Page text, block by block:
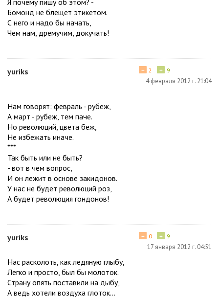
Бомонд не блещет этикетом.
С него и надо бы начать,
Чем нам, дремучим, докучать!
yuriks + 9
− 2
4 февраля 2012 г. 21:04
Нам говорят: февраль - рубеж,
А март - рубеж, тем паче.
Но революций, цвета беж,
Не избежать иначе.
***
Так быть или не быть?
- вот в чем вопрос,
И он лежит в основе закидонов.
У нас не будет революций роз,
А будет революция гондонов!
yuriks + 9
− 0
17 января 2012 г. 04:51
Нас расколоть, как ледяную глыбу,
Легко и просто, был бы молоток.
Страну опять поставили на дыбу,
А ведь хотели воздуха глоток...